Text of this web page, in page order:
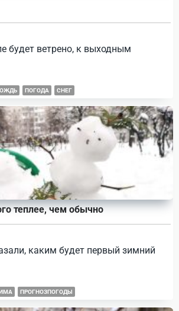
будет ветрено, к выходным
ПОГОДА СНЕГ
теплее, чем обычно
каким будет первый зимний
ПРОГНОЗПОГОДЫ